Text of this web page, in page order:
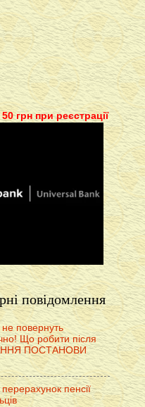
грн при реєстрації
повідомлення
повернуть
Що робити після
ПОСТАНОВИ
пенсії